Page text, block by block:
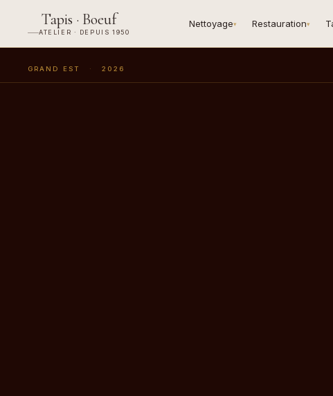
Tapis · Boeuf
ATELIER · DEPUIS 1950
Nettoyage▾ Restauration▾
GRAND EST · 2026